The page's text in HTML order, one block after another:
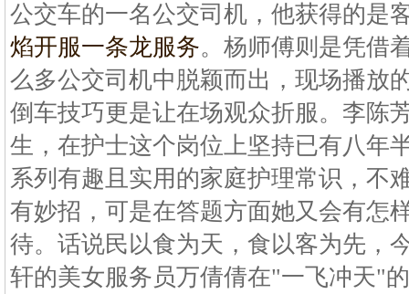
公交车的一名公交司机，他获得的是
焰开服一条龙服务。杨师傅则是凭借
么多公交司机中脱颖而出，现场播放
倒车技巧更是让在场观众折服。李陈
生，在护士这个岗位上坚持已有八年
系列有趣且实用的家庭护理常识，不
有妙招，可是在答题方面她又会有怎
待。话说民以食为天，食以客为先，
轩的美女服务员万倩倩在"一飞冲天"